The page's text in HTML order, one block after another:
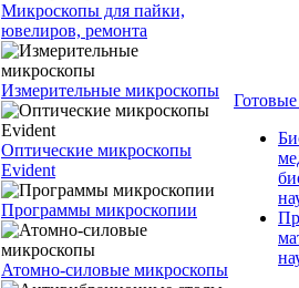
Микроскопы для пайки,
ювелиров, ремонта
Измерительные микроскопы
Оптические микроскопы
Evident
Программы микроскопии
Атомно-силовые микроскопы